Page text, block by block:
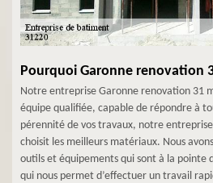
Pourquoi Garonne renovation
Notre entreprise Garonne renovation 31
équipe qualifiée, capable de répondre à
pérennité de vos travaux, notre
choisit les meilleurs matériaux. Nous
outils et équipements qui sont à la pointe
qui nous permet d’effectuer un travail